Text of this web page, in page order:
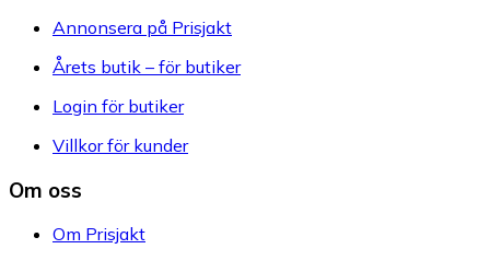
Annonsera på Prisjakt
Årets butik – för butiker
Login för butiker
Villkor för kunder
Om oss
Om Prisjakt